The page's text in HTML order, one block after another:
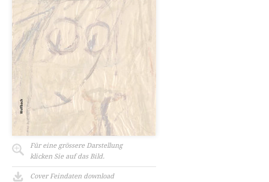
Für eine grössere Darstellung
klicken Sie auf das Bild.
Cover Feindaten download